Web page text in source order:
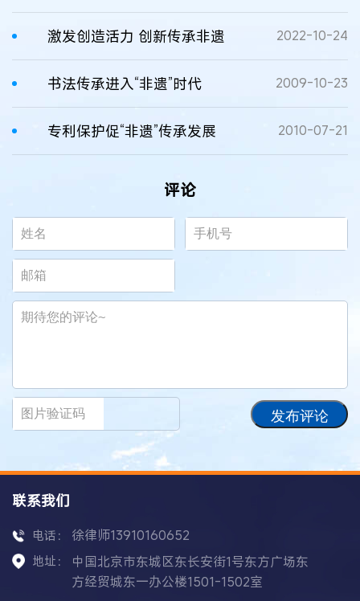
激发创造活力 创新传承非遗 2022-10-24
书法传承进入“非遗”时代 2009-10-23
专利保护促“非遗”传承发展 2010-07-21
评论
发布评论
联系我们
电话： 徐律师13910160652
地址：
中国北京市东城区东长安街1号东方广场东
方经贸城东一办公楼1501-1502室